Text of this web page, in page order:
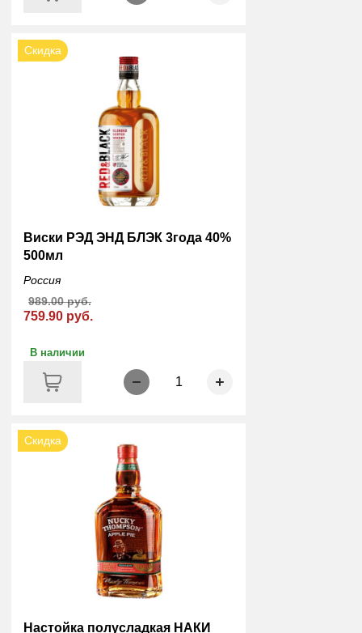
Скидка
Виски РЭД ЭНД БЛЭК 3года 40%
500мл
Россия
759.90 руб.
989.00 руб.
В наличии
1
Скидка
Настойка полусладкая НАКИ